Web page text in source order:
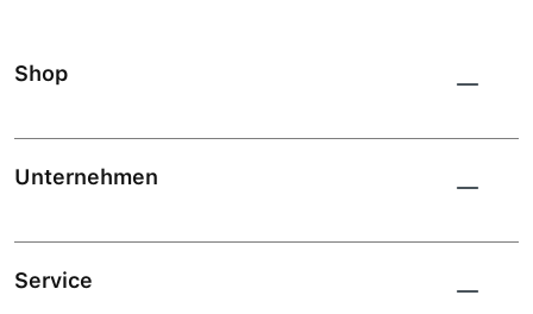
Shop
Unternehmen
Service